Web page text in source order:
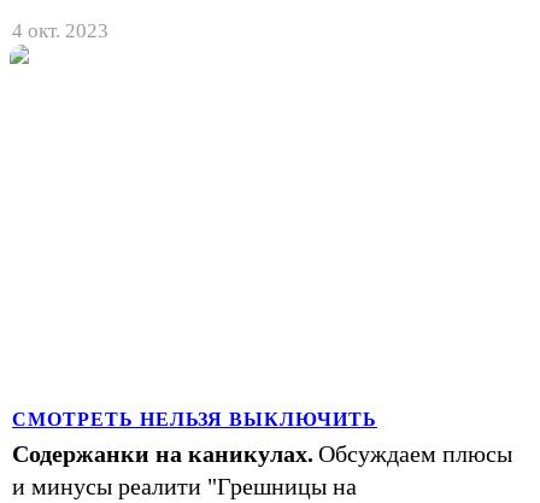
4 окт. 2023
СМОТРЕТЬ НЕЛЬЗЯ ВЫКЛЮЧИТЬ
Содержанки на каникулах. Обсуждаем плюсы
и минусы реалити "Грешницы на